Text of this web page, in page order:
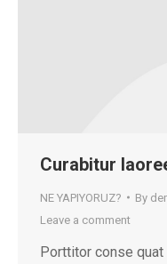
Curabitur
NE YAPIYORUZ? By
Leave a comment
Porttitor conse